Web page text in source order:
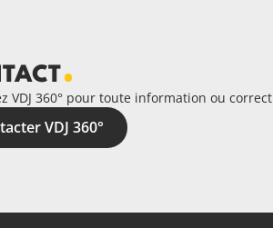
VDJ 360° pour toute information ou
VDJ 360°